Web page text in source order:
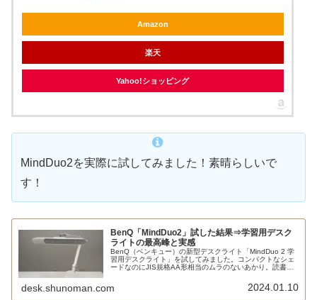
Amazon
楽天
Yahoo!ショッピング
MindDuo2を実際に試してみました！素晴らしいで
す！
BenQ「MindDuo2」試した結果⇒学習用デスク
ライトの最高峰と実感
BenQ（ベンキュー）の新型デスクライト「MindDuo 2 学
習用デスクライト」を試してみました。コンパクトなシェ
ードなのにJIS規格AA形相当のムラのないあかり。読書モ
desk.shunoman.com 2024.01.10